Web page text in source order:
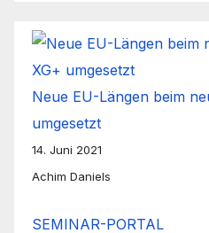
Neue EU-Längen beim
umgesetzt
14. Juni 2021
Achim Daniels
SEMINAR-PORTAL